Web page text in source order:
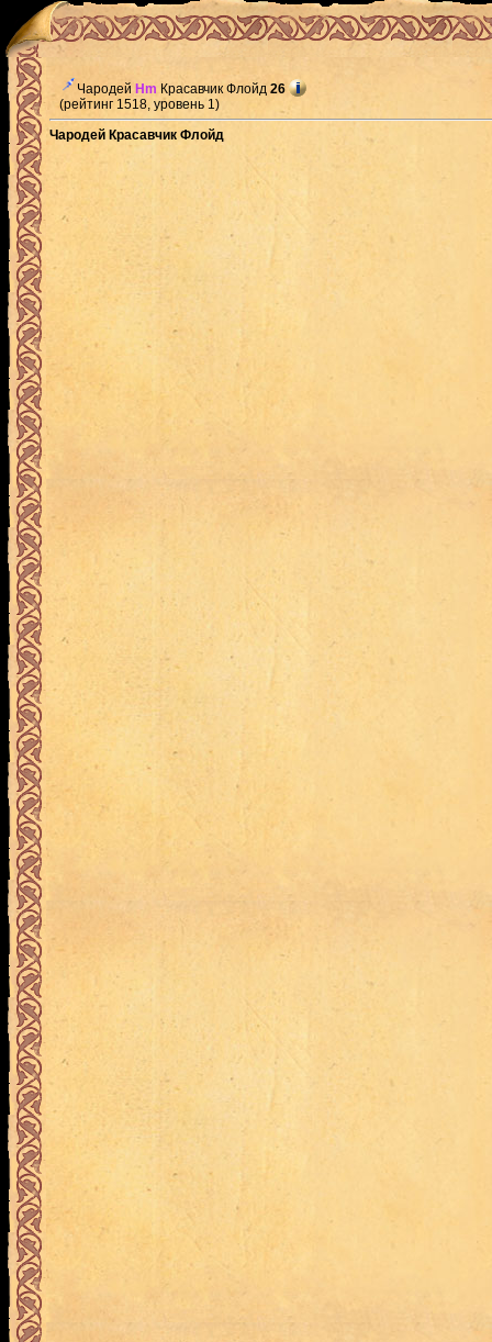
Чародей Hm Красавчик Флойд 26
(рейтинг 1518, уровень 1)
Чародей Красавчик Флойд